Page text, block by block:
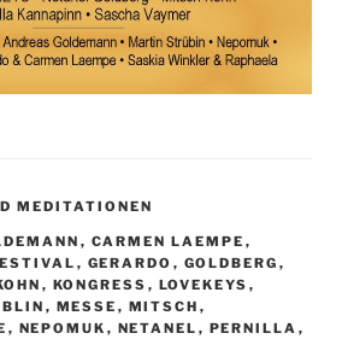
MEDITATIONEN
, CARMEN LAEMPE ,
, GERARDO , GOLDBERG ,
, KONGRESS , LOVEKEYS ,
, MESSE , MITSCH ,
, NEPOMUK , NETANEL , PERNILLA ,